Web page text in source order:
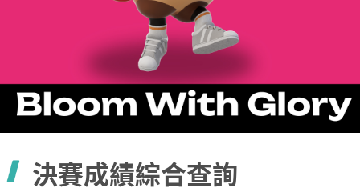
決賽成績綜合查詢